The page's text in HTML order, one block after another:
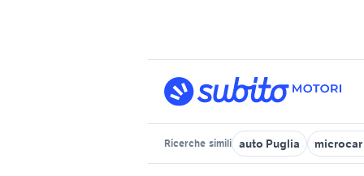
Ricerche simili auto Puglia